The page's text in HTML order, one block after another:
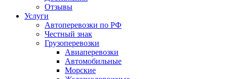
Отзывы
Услуги
Автоперевозки по РФ
Честный знак
Грузоперевозки
Авиаперевозки
Автомобильные
Морские